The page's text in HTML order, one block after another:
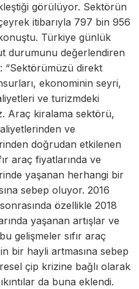
görülüyor. Sektörün
itibarıyla 797 bin 956
Türkiye günlük
durumunu değerlendiren
“Sektörümüzü direkt
ekonominin seyri,
ve turizmdeki
Araç kiralama sektörü,
ve
doğrudan etkilenen
araç fiyatlarında ve
yaşanan herhangi bir
sebep oluyor. 2016
özellikle 2018
yaşanan artışlar ve
gelişmeler sıfır araç
bir hayli artmasına sebep
çip krizine bağlı olarak
da buna eklendi.